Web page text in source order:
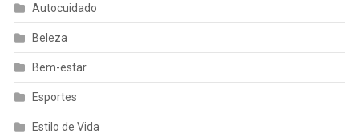
Autocuidado
Beleza
Bem-estar
Esportes
Estilo de Vida